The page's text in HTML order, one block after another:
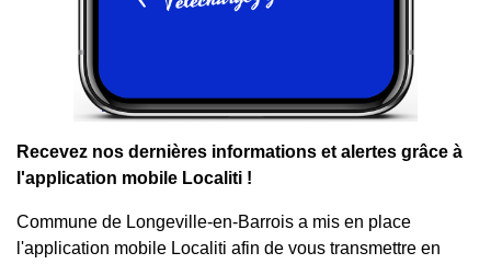
Recevez nos dernières informations et alertes grâce à
l'application mobile Localiti !
Commune de Longeville-en-Barrois a mis en place
l'application mobile Localiti afin de vous transmettre en